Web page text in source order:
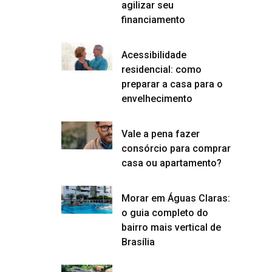
agilizar seu
financiamento
Acessibilidade
residencial: como
preparar a casa para o
envelhecimento
Vale a pena fazer
consórcio para comprar
casa ou apartamento?
Morar em Águas Claras:
o guia completo do
bairro mais vertical de
Brasília